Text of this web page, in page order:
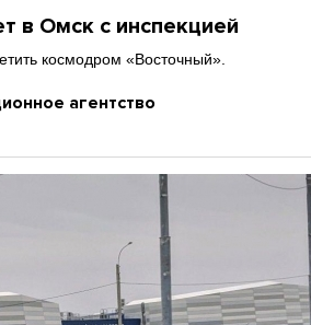
в Омск с инспекцией
космодром «Восточный».
агентство